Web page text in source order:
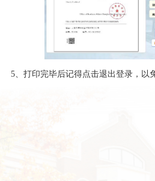
5、打印完毕后记得点击退出登录，以